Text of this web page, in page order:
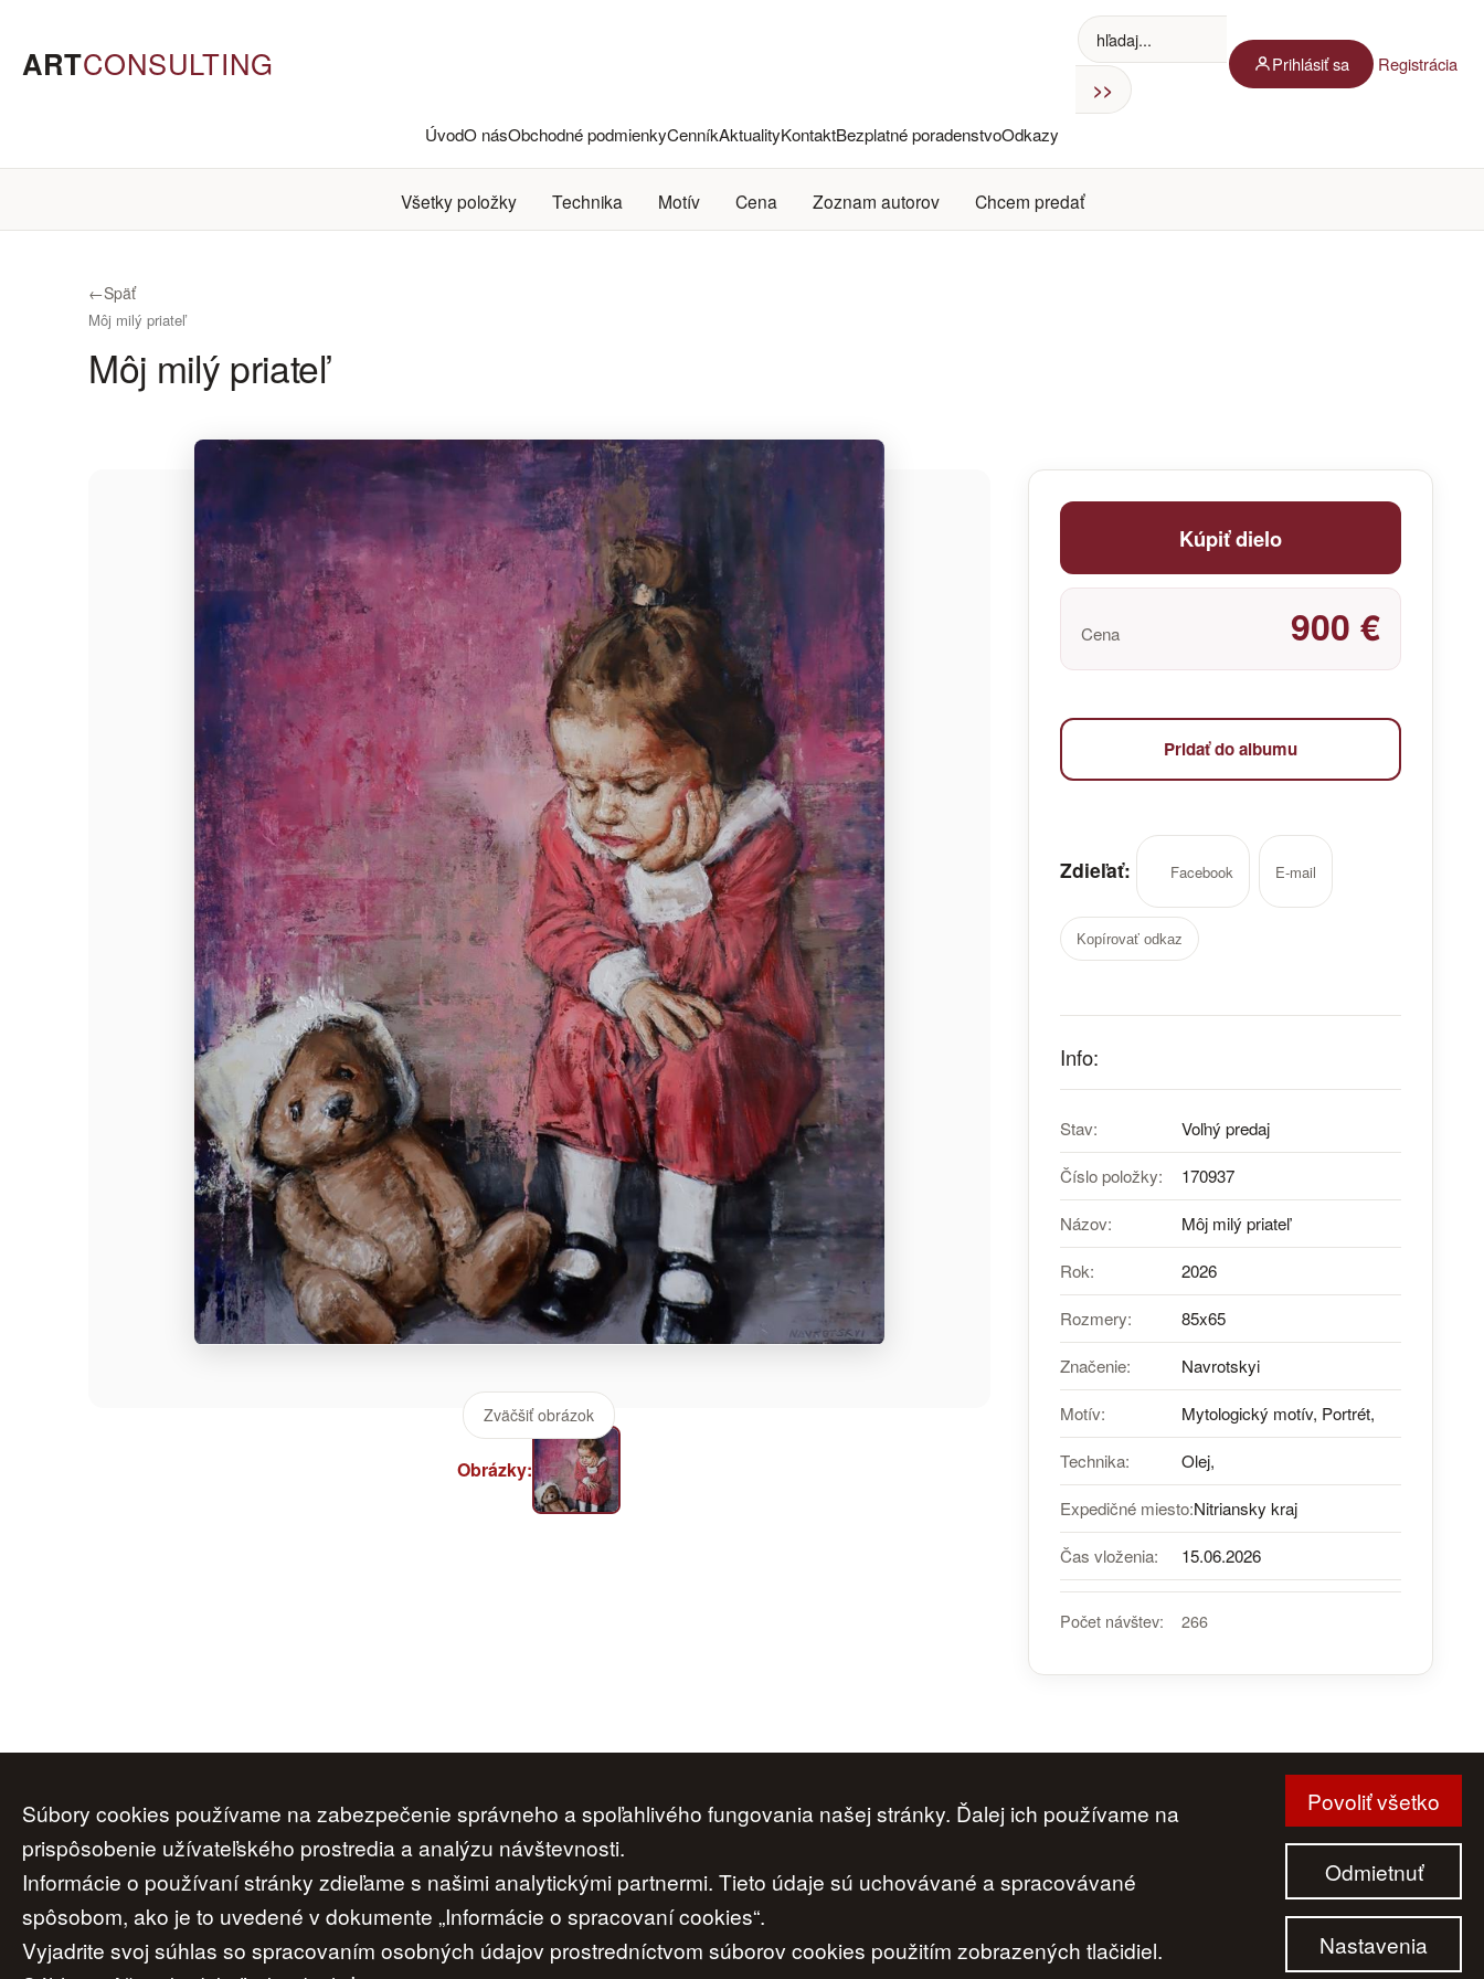
ARTCONSULTING
ÚvodO násObchodné podmienkyCenníkAktualityKontaktBezplatné poradenstvoOdkazy
Prihlásiť sa Registrácia
Všetky položky Technika Motív Cena Zoznam autorov Chcem predať
←Späť
Môj milý priateľ
Môj milý priateľ
Zväčšiť obrázok
Obrázky:
Kúpiť dielo
Cena 900 €
Pridať do albumu
Zdieľať: Facebook E-mail
Kopírovať odkaz
Info:
Stav: Voľný predaj
Číslo položky: 170937
Názov: Môj milý priateľ
Rok: 2026
Rozmery: 85x65
Značenie: Navrotskyi
Motív: Mytologický motív, Portrét,
Technika: Olej,
Expedičné miesto:Nitriansky kraj
Čas vloženia: 15.06.2026
Počet návštev: 266
Úvod | O nás | Obchodné podmienky | Ochrana osobných údajov Odkazy
© 2006-2026 ART CONSULTING, Všetky práva vyhradené
Súbory cookies používame na zabezpečenie správneho a spoľahlivého fungovania našej stránky. Ďalej ich používame na
prispôsobenie užívateľského prostredia a analýzu návštevnosti.
Informácie o používaní stránky zdieľame s našimi analytickými partnermi. Tieto údaje sú uchovávané a spracovávané
spôsobom, ako je to uvedené v dokumente „Informácie o spracovaní cookies“.
Vyjadrite svoj súhlas so spracovaním osobných údajov prostredníctvom súborov cookies použitím zobrazených tlačidiel.
Povoliť všetko
Odmietnuť
Nastavenia